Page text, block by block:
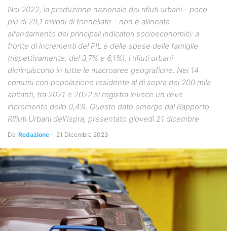
Nel 2022, la produzione nazionale dei rifiuti urbani - poco
più di 29,1 milioni di tonnellate - non è allineata
all’andamento dei principali indicatori socioeconomici: a
fronte di incrementi del PIL e delle spese delle famiglie
(rispettivamente, del 3,7% e 6,1%), i rifiuti urbani
diminuiscono in tutte le macroaree geografiche. Nei 14
comuni con popolazione residente al di sopra dei 200 mila
abitanti, tra 2021 e 2022 si registra invece un lieve
incremento dello 0,4%. Questo dato emerge dal Rapporto
Rifiuti Urbani dell’Ispra, presentato giovedì 21 dicembre
Da Redazione - 21 Dicembre 2023